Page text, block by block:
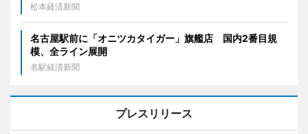
松本経済新聞
名古屋駅前に「オニツカタイガー」旗艦店 国内2番目規
模、全ライン展開
名駅経済新聞
プレスリリース